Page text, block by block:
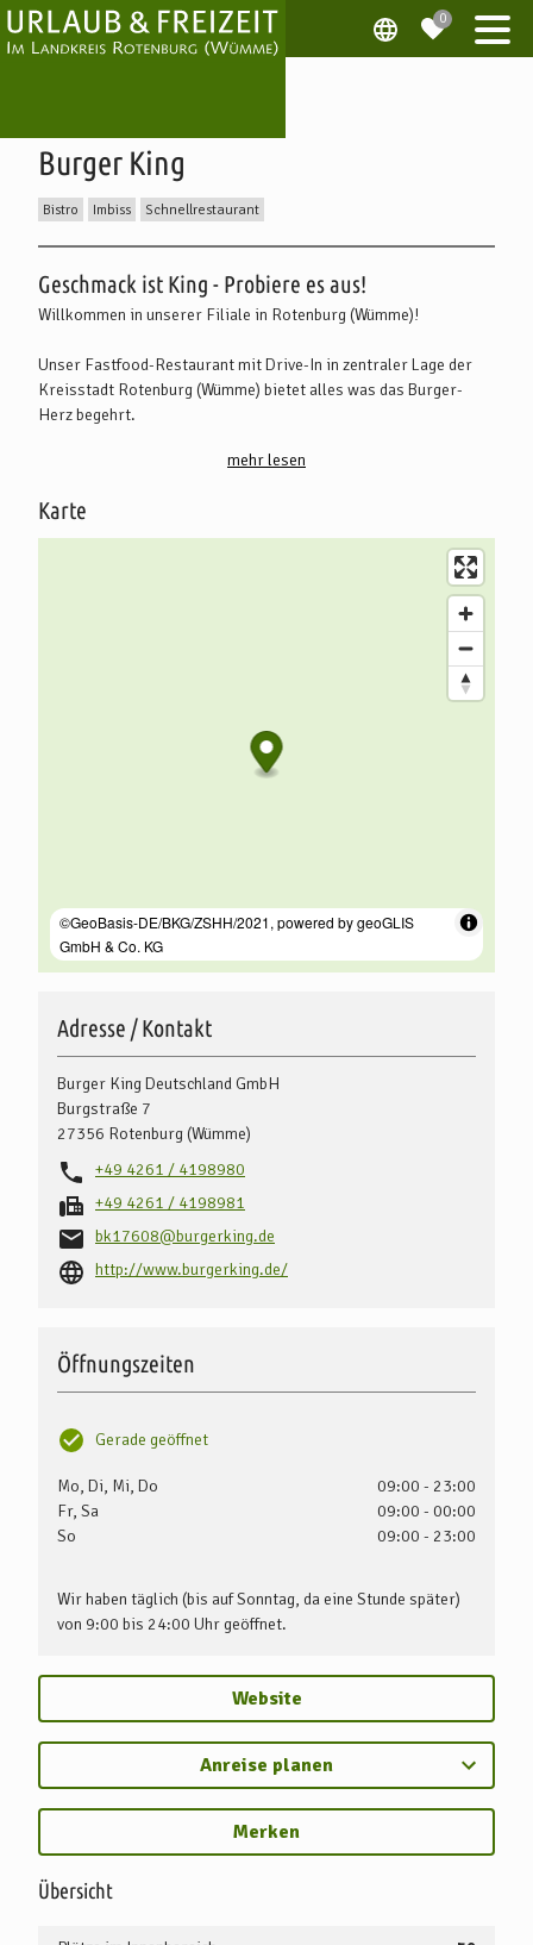
Burger King
Bistro Imbiss Schnellrestaurant
Beschreibung
Geschmack ist King - Probiere es aus!
Willkommen in unserer Filiale in Rotenburg (Wümme)!
Unser Fastfood-Restaurant mit Drive-In in zentraler Lage der
Kreisstadt Rotenburg (Wümme) bietet alles was das Burger-
Herz begehrt.
Hol Dir die Burger King APP für Infos, Aktionen und Gutscheine
Wir freuen uns auf Deinen Besuch!
mehr lesen
Übersicht
Karte
Adresse / Kontakt
Burger King Deutschland GmbH
Burgstraße 7
27356 Rotenburg (Wümme)
+49 4261 / 4198980
+49 4261 / 4198981
bk17608@burgerking.de
http://www.burgerking.de/
Öffnungszeiten
Gerade geöffnet
Mo, Di, Mi, Do
09:00 - 23:00
Fr, Sa
09:00 - 00:00
So
09:00 - 23:00
Wir haben täglich (bis auf Sonntag, da eine Stunde später)
von 9:00 bis 24:00 Uhr geöffnet.
Website
Anreise planen
Merken